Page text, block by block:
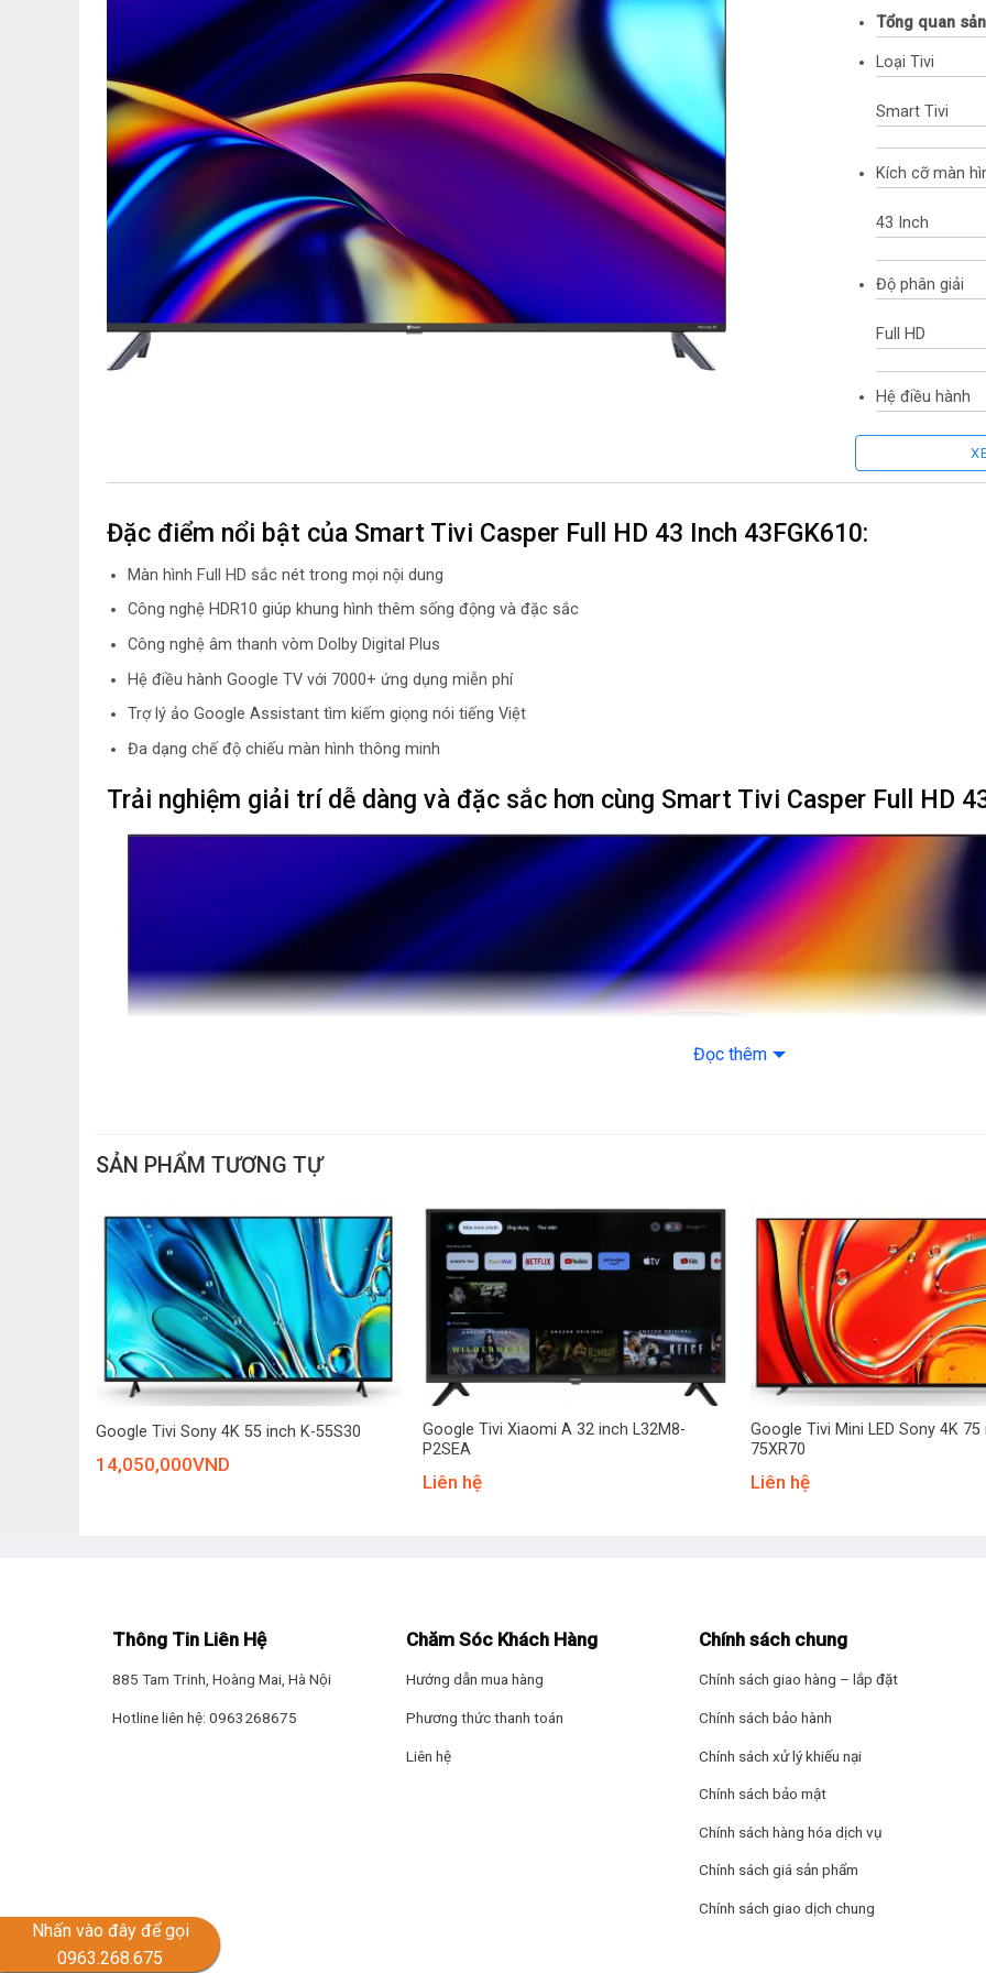
Tổng quan
Loại Tivi
Smart Tivi
Kích cỡ màn
43 Inch
Độ phân giải
Full HD
Hệ điều hành
Tổng công
20W (10W +
2
LAN, Wifi
Kết nối không
Bluetooth 5.0
USB
Điều khiển
Kích thước có
Đặc điểm nổi bật của Smart Tivi Casper Full HD 43 Inch 43FGK610:
Màn hình Full HD sắc nét trong mọi nội dung
Công nghệ HDR10 giúp khung hình thêm sống động và đặc sắc
Công nghệ âm thanh vòm Dolby Digital Plus
Hệ điều hành Google TV với 7000+ ứng dụng miễn phí
Trợ lý ảo Google Assistant tìm kiếm giọng nói tiếng Việt
Đa dạng chế độ chiếu màn hình thông minh
Trải nghiệm giải trí dễ dàng và đặc sắc hơn cùng Smart Tivi Casper Full HD
Smart Tivi Casper Full HD 43 Inch 43FGK610 ghi điểm về phương diện thiết kế với phần viền màn hình được chế tác cùng
tượng hơn. Phong cách TV tràn viền cũng giúp sản phẩm làm đẹp không gian nội thất của người dùng.
Đọc thêm
SẢN PHẨM TƯƠNG TỰ
+
Google Tivi Sony 4K 55 inch K-55S30
14,050,000VND
+
Google Tivi Xiaomi A 32 inch L32M8-
P2SEA
Liên hệ
+
Google Tivi Mini LED Sony 4K 75
75XR70
Liên hệ
Nhấn vào đây để gọi
0963.268.675
Thông Tin Liên Hệ
885 Tam Trinh, Hoàng Mai, Hà Nội
Hotline liên hệ: 0963268675
Chăm Sóc Khách Hàng
Hướng dẫn mua hàng
Phương thức thanh toán
Liên hệ
Chính sách chung
Chính sách giao hàng – lắp đặt
Chính sách bảo hành
Chính sách xử lý khiếu nại
Chính sách bảo mật
Chính sách hàng hóa dịch vụ
Chính sách giá sản phẩm
Chính sách giao dịch chung